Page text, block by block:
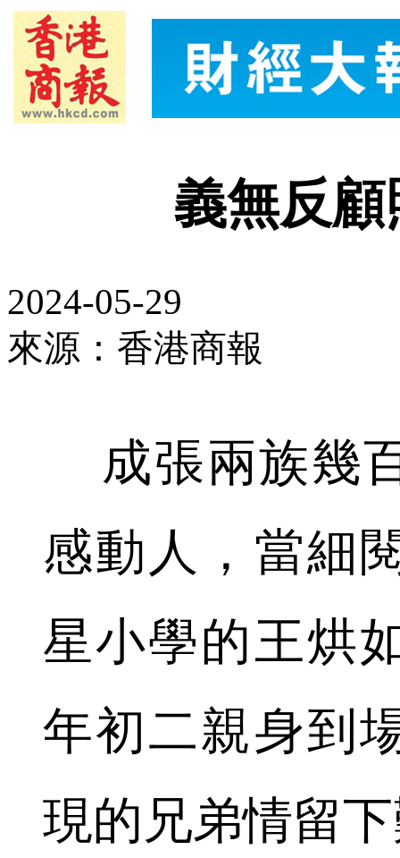
義無反
2024-05-29
來源：香港商報
成張兩族幾
感動人，當細
星小學的王烘
年初二親身到
現的兄弟情留